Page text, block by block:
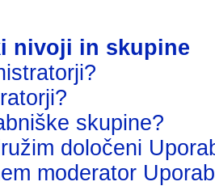
nivoji in skupine
skupine?
določeni
moderator